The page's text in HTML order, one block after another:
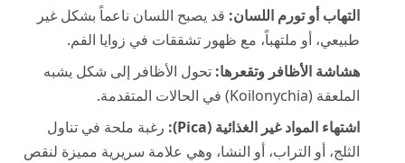
التهاب أو تورم اللسان: قد يصبح اللسان ناعماً بشكل غير
طبيعي، أو ملتهباً، مع ظهور تشققات في زوايا الفم.
هشاشة الأظافر وتقعرها: تحول الأظافر إلى شكل يشبه
الملعقة (Koilonychia) في الحالات المتقدمة.
اشتهاء المواد غير الغذائية (Pica):
رغبة ملحة في تناول
الثلج، أو التراب، أو النشا، وهي علامة سريرية مميزة لنقص